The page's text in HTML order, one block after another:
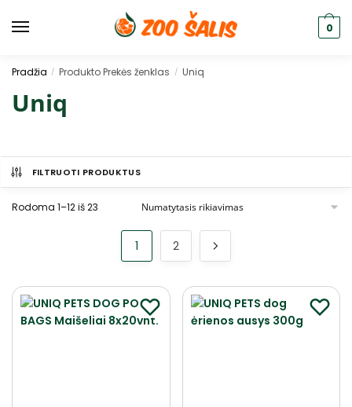
0
Pradžia / Produkto Prekės ženklas / Uniq
Uniq
FILTRUOTI PRODUKTUS
Rodoma 1–12 iš 23
1 2